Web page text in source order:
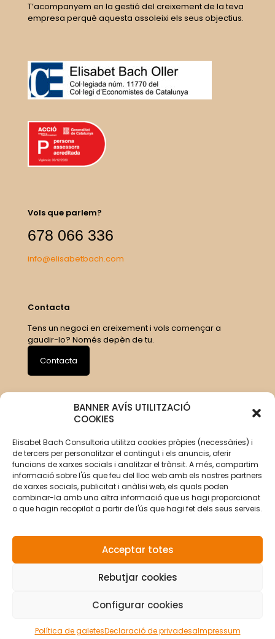
BANNER AVÍS UTILITZACIÓ
COOKIES
Elisabet Bach Consultoria utilitza cookies pròpies (necessàries) i
de tercers per personalitzar el contingut i els anuncis, oferir
funcions de xarxes socials i analitzar el trànsit. A més, compartim
informació sobre l'ús que feu del lloc web amb els nostres partners
de xarxes socials, publicitat i anàlisi web, els quals poden
combinar-la amb una altra informació que us hagi proporcionat
o que hagin recopilat a partir de l'ús que hagi fet dels seus serveis.
Acceptar totes
Rebutjar cookies
Configurar cookies
Política de galetesDeclaració de privadesaImpressum
T’acompanyem en la gestió del creixement de la teva
empresa perquè aquesta assoleixi els seus objectius.
Vols que parlem?
678 066 336
info@elisabetbach.com
Contacta
Tens un negoci en creixement i vols començar a
gaudir-lo? Només depèn de tu.
Contacta
Política de privacitat|Política de cookies